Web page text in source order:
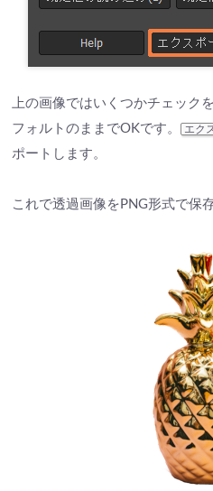
上の画像ではいくつかチェック
フォルトのままでOKです。
エク
ポートします。
これで透過画像をPNG形式で保